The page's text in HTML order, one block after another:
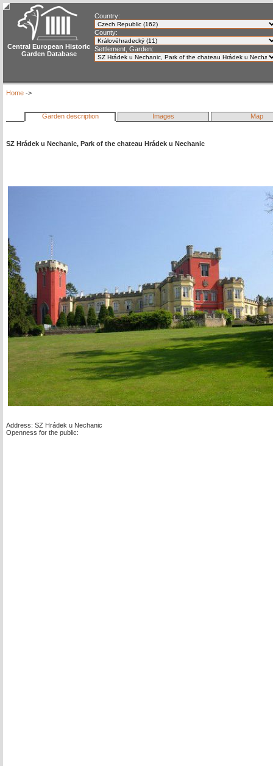
Central European Historic
Garden Database
Country:
County:
Settlement, Garden:
Home ->
Garden description Images Map
SZ Hrádek u Nechanic, Park of the chateau Hrádek u Nechanic
Address: SZ Hrádek u Nechanic
Openness for the public: